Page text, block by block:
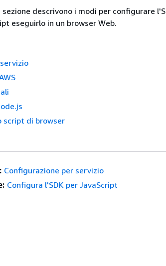
descrivono i modi per configurare
eseguirlo in un browser Web.
script di browser
Configurazione per servizio
Configura l'SDK per JavaScript